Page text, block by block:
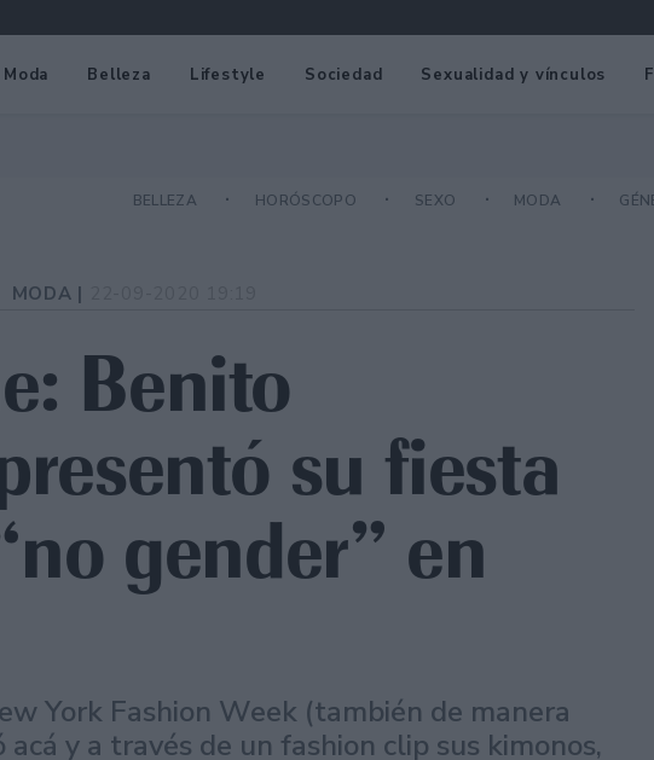
Moda Belleza Lifestyle Sociedad Sexualidad y vínculos
BELLEZA HORÓSCOPO SEXO MODA
MODA |
Benito
su fiesta
gender” en
York Fashion Week (también de manera
y a través de un fashion clip sus kimonos,